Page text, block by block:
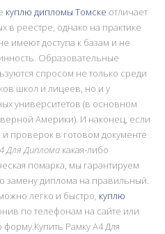
куплю дипломы Томске отличает
в реестре, однако на практике
имеют доступа к базам и не
Образовательные
спросом не только среди
школ и лицеев, но и у
университетов (в основном
Америки). И наконец, если
и проверок в готовом документе
Для Диплома какая-либо
помарка, мы гарантируем
замену диплома на правильный.
легко и быстро, куплю
по телефонам на сайте или
Рамку А4 Для